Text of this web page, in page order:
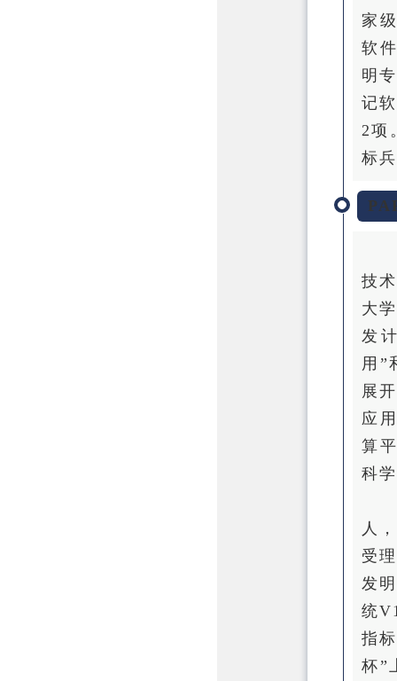
家
软
明
记
2项
标
技
大
发
用”
展
应
算
科
人
受
发
统
指
杯”